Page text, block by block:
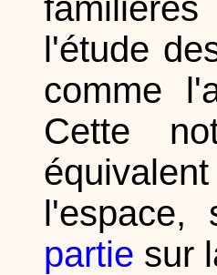
l'étude
comme
Cette
partie sur